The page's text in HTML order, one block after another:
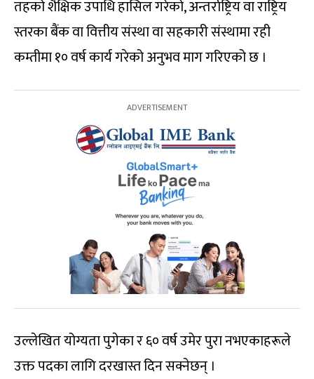
तहको शैक्षिक उपाधि हासिल गरेको, अन्तर्राष्ट्रिय वा राष्ट्रिय
स्तरका बैंक वा वित्तीय संस्था वा सहकारी संस्थामा रही
कम्तीमा १० वर्ष कार्य गरेको अनुभव माग गरिएको छ ।
उल्लेखित योग्यता पुगेका र ६० वर्ष उमेर पुरा नभएकाहरूले
उक्त पदका लागि दरखास्त दिन सक्नेछन् ।